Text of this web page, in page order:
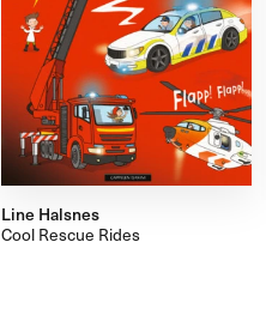
Line Halsnes
Cool Rescue Rides